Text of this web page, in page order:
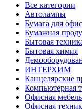
Все категории
Автолампы
Бумага для
Бумажная
Бытовая
Бытовая химия
ИНТЕРХИМ
Канцелярские
Компьютерная
Офисная мебель
Офисная